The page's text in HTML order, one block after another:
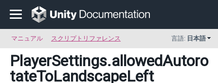
マニュアル スクリプトリファレンス 言語: 日本語
PlayerSettings.allowedAutoro
tateToLandscapeLeft